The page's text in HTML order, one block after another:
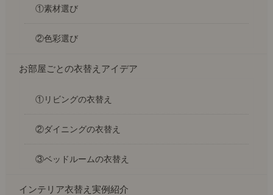
①素材選び
②色彩選び
お部屋ごとの衣替えアイデア
①リビングの衣替え
②ダイニングの衣替え
③ベッドルームの衣替え
インテリア衣替え実例紹介